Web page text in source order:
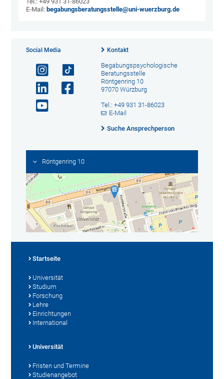
E-Mail: begabungsberatungsstelle@uni-wuerzburg.de
Social Media Kontakt
Begabungspsychologische
Beratungsstelle
Röntgenring 10
97070 Würzburg
Tel.: +49 931 31-86023
E-Mail
Suche Ansprechperson
Röntgenring 10
Startseite
Universität
Studium
Forschung
Lehre
Einrichtungen
International
Universität
Fristen und Termine
Studienangebot